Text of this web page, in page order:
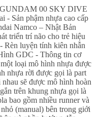
00 SKY DIVE
Sản phậm nhựa cao cấp
Namco – Nhật Bản
triển trí não cho trẻ hiệu
Rèn luyện tính kiên nhẫn
GDC - Thông tin cơ
loại mô hình nhựa được
nhựa rời được gọi là part
sẽ được mô hình hoàn
trên khung nhựa gọi là
bao gồm nhiều runner và
(manual) bên trong giới